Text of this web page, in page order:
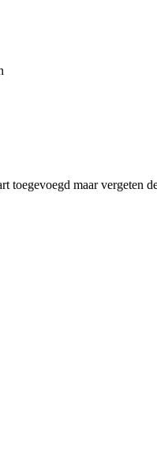
toegevoegd maar vergeten